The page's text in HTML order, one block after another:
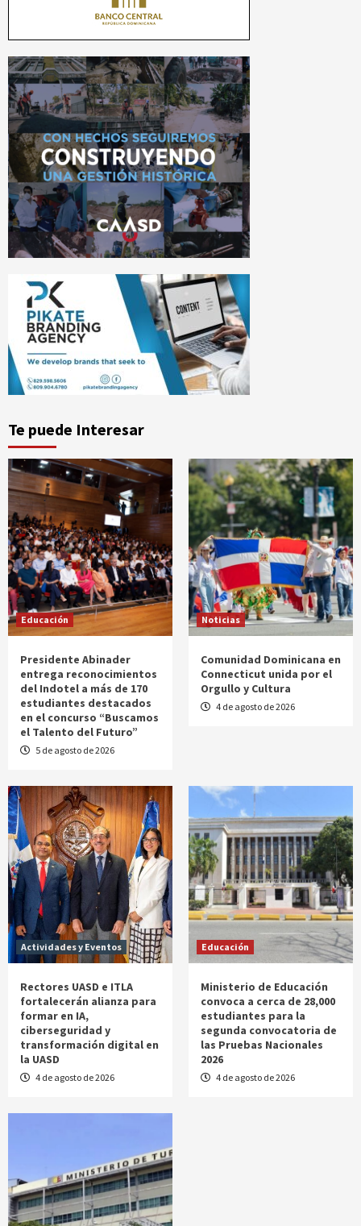
Te puede Interesar
Educación
Presidente Abinader
entrega reconocimientos
del Indotel a más de 170
estudiantes destacados
en el concurso “Buscamos
el Talento del Futuro”
5 de agosto de 2026
Noticias
Comunidad Dominicana en
Connecticut unida por el
Orgullo y Cultura
4 de agosto de 2026
Actividades y Eventos
Rectores UASD e ITLA
fortalecerán alianza para
formar en IA,
ciberseguridad y
transformación digital en
la UASD
4 de agosto de 2026
Educación
Ministerio de Educación
convoca a cerca de 28,000
estudiantes para la
segunda convocatoria de
las Pruebas Nacionales
2026
4 de agosto de 2026